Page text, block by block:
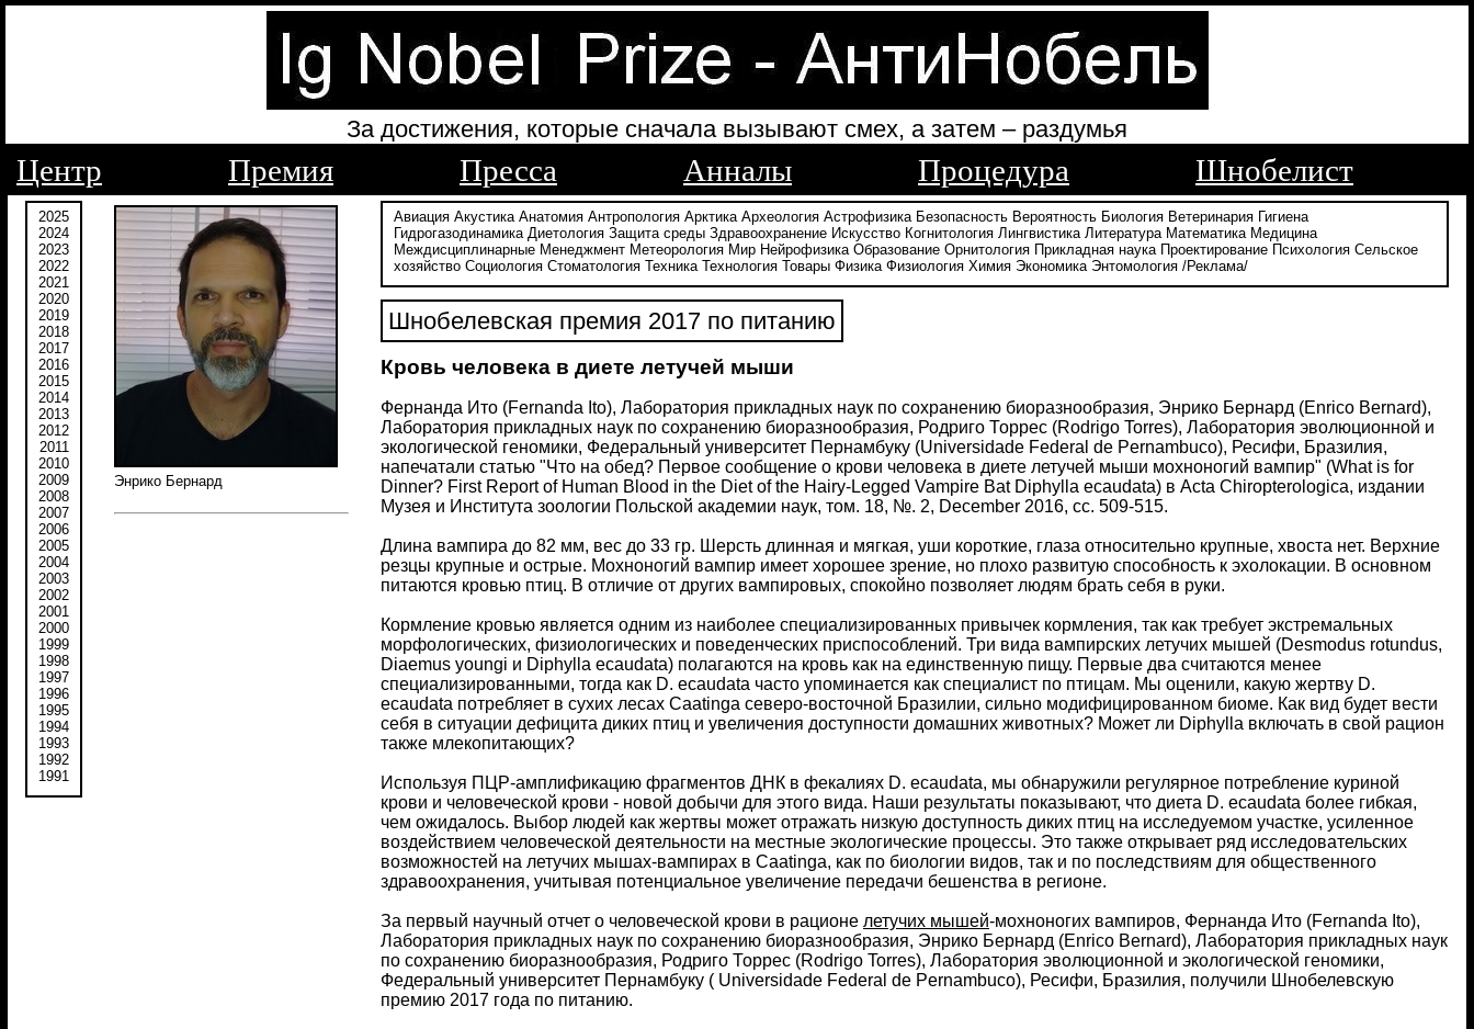
За достижения, которые сначала вызывают смех, а затем – раздумья
Центр Премия Пресса Анналы Процедура Шнобелист
2025
2024
2023
2022
2021
2020
2019
2018
2017
2016
2015
2014
2013
2012
2011
2010
2009
2008
2007
2006
2005
2004
2003
2002
2001
2000
1999
1998
1997
1996
1995
1994
1993
1992
1991
Энрико Бернард
Авиация Акустика Анатомия Антропология Арктика Археология Астрофизика Безопасность Вероятность Биология Ветеринария Гигиена
Гидрогазодинамика Диетология Защита среды Здравоохранение Искусство Когнитология Лингвистика Литература Математика Медицина
Междисциплинарные Менеджмент Метеорология Мир Нейрофизика Образование Орнитология Прикладная наука Проектирование Психология Сельское
хозяйство Социология Стоматология Техника Технология Товары Физика Физиология Химия Экономика Энтомология /Реклама/
Шнобелевская премия 2017 по питанию
Кровь человека в диете летучей мыши
Фернанда Ито (Fernanda Ito), Лаборатория прикладных наук по сохранению биоразнообразия, Энрико Бернард (Enrico Bernard),
Лаборатория прикладных наук по сохранению биоразнообразия, Родриго Торрес (Rodrigo Torres), Лаборатория эволюционной и
экологической геномики, Федеральный университет Пернамбуку (Universidade Federal de Pernambuco), Ресифи, Бразилия,
напечатали статью "Что на обед? Первое сообщение о крови человека в диете летучей мыши мохноногий вампир" (What is for
Dinner? First Report of Human Blood in the Diet of the Hairy-Legged Vampire Bat Diphylla ecaudata) в Acta Chiropterologica, издании
Музея и Института зоологии Польской академии наук, том. 18, №. 2, December 2016, сс. 509-515.
Длина вампира до 82 мм, вес до 33 гр. Шерсть длинная и мягкая, уши короткие, глаза относительно крупные, хвоста нет. Верхние
резцы крупные и острые. Мохноногий вампир имеет хорошее зрение, но плохо развитую способность к эхолокации. В основном
питаются кровью птиц. В отличие от других вампировых, спокойно позволяет людям брать себя в руки.
Кормление кровью является одним из наиболее специализированных привычек кормления, так как требует экстремальных
морфологических, физиологических и поведенческих приспособлений. Три вида вампирских летучих мышей (Desmodus rotundus,
Diaemus youngi и Diphylla ecaudata) полагаются на кровь как на единственную пищу. Первые два считаются менее
специализированными, тогда как D. ecaudata часто упоминается как специалист по птицам. Мы оценили, какую жертву D.
ecaudata потребляет в сухих лесах Caatinga северо-восточной Бразилии, сильно модифицированном биоме. Как вид будет вести
себя в ситуации дефицита диких птиц и увеличения доступности домашних животных? Может ли Diphylla включать в свой рацион
также млекопитающих?
Используя ПЦР-амплификацию фрагментов ДНК в фекалиях D. ecaudata, мы обнаружили регулярное потребление куриной
крови и человеческой крови - новой добычи для этого вида. Наши результаты показывают, что диета D. ecaudata более гибкая,
чем ожидалось. Выбор людей как жертвы может отражать низкую доступность диких птиц на исследуемом участке, усиленное
воздействием человеческой деятельности на местные экологические процессы. Это также открывает ряд исследовательских
возможностей на летучих мышах-вампирах в Caatinga, как по биологии видов, так и по последствиям для общественного
здравоохранения, учитывая потенциальное увеличение передачи бешенства в регионе.
За первый научный отчет о человеческой крови в рационе летучих мышей-мохноногих вампиров, Фернанда Ито (Fernanda Ito),
Лаборатория прикладных наук по сохранению биоразнообразия, Энрико Бернард (Enrico Bernard), Лаборатория прикладных наук
по сохранению биоразнообразия, Родриго Торрес (Rodrigo Torres), Лаборатория эволюционной и экологической геномики,
Федеральный университет Пернамбуку ( Universidade Federal de Pernambuco), Ресифи, Бразилия, получили Шнобелевскую
премию 2017 года по питанию.